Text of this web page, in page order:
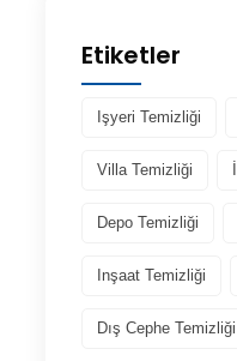
Etiketler
Işyeri Temizliği
Villa Temizliği
Depo Temizliği
Inşaat Temizliği
Dış Cephe Temizliği